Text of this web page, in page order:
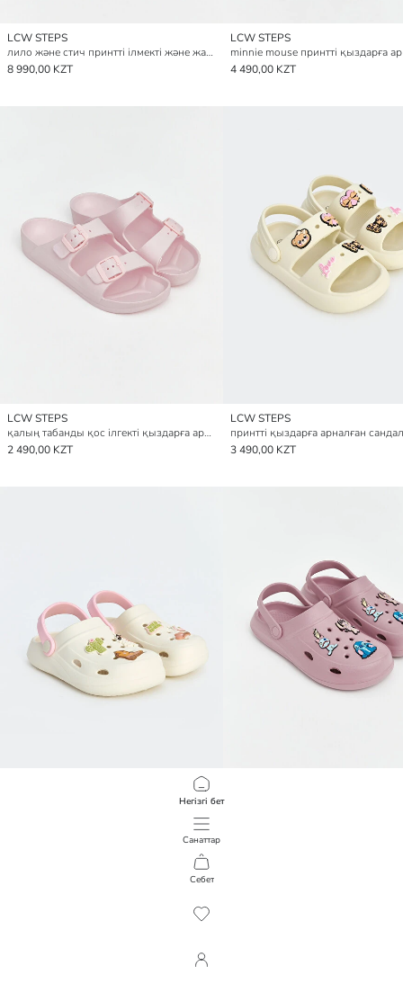
Негізгі бет
Санаттар
Себет
LCW STEPS
лило және стич принтті ілмекті және жапсырмалы қыздарға арналған сандалдар
8 990,00 KZT
LCW STEPS
4 490,00 KZT
LCW STEPS
қалың табанды қос ілгекті қыздарға арналған слайдерлер
2 490,00 KZT
LCW STEPS
принтті қыздарға арналған
3 490,00 KZT